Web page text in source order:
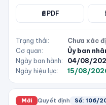
📄 PDF
Trạng thái:
Chưa xác
Cơ quan:
Ủy ban
Ngày ban hành:
04/08/
Ngày hiệu lực:
15/08/
Mới Quyết định Số: 106/